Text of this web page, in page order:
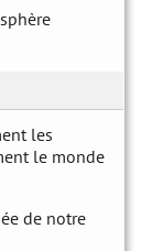
les
le monde
de notre